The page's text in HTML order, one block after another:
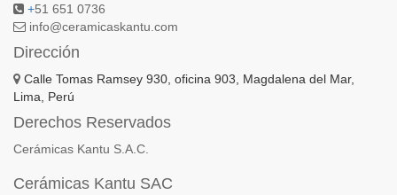
+51 651 0736
info@ceramicaskantu.com
Dirección
Calle Tomas Ramsey 930, oficina 903, Magdalena del Mar,
Lima, Perú
Derechos Reservados
Cerámicas Kantu S.A.C.
Cerámicas Kantu SAC